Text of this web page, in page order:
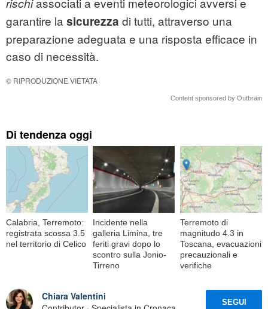
rischi
garantire la sicurezza di tutti, attraverso una
preparazione adeguata e una risposta efficace in
caso di necessità.
© RIPRODUZIONE VIETATA
Content sponsored by Outbrain
Di tendenza oggi
Calabria, Terremoto:
registrata scossa 3.5
nel territorio di Celico
Incidente nella
galleria Limina, tre
feriti gravi dopo lo
scontro sulla Jonio-
Tirreno
Terremoto di
magnitudo 4.3 in
Toscana, evacuazioni
precauzionali e
verifiche
Chiara Valentini
SEGUI